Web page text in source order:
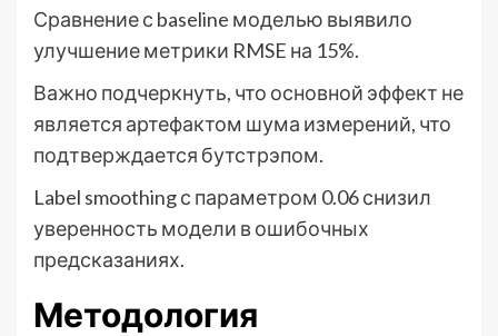
Сравнение с baseline моделью выявило
улучшение метрики RMSE на 15%.
Важно подчеркнуть, что основной эффект не
является артефактом шума измерений, что
подтверждается бутстрэпом.
Label smoothing с параметром 0.06 снизил
уверенность модели в ошибочных
предсказаниях.
Методология